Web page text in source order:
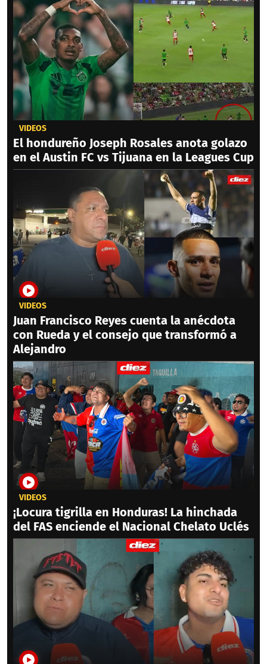
VIDEOS
El hondureño Joseph Rosales anota golazo
en el Austin FC vs Tijuana en la Leagues Cup
VIDEOS
Juan Francisco Reyes cuenta la anécdota
con Rueda y el consejo que transformó a
Alejandro
VIDEOS
¡Locura tigrilla en Honduras! La hinchada
del FAS enciende el Nacional Chelato Uclés